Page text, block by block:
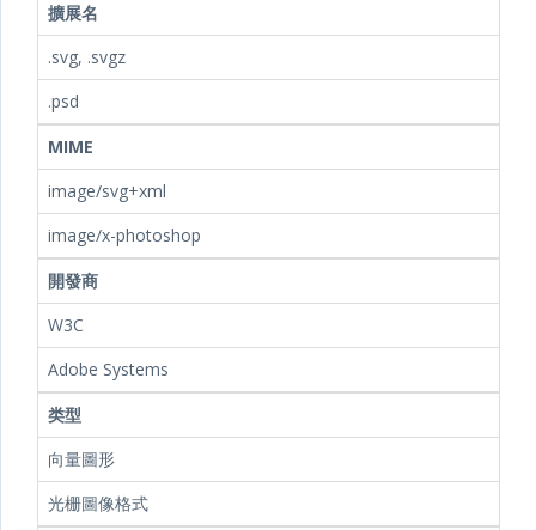
擴展名
.svg, .svgz
.psd
MIME
image/svg+xml
image/x-photoshop
開發商
W3C
Adobe Systems
类型
向量圖形
光栅圖像格式